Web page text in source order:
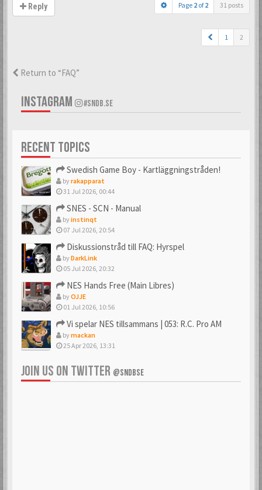
Reply Page 2 of2 31 posts
1 2
Return to “FAQ”
INSTAGRAM #SNDB.SE
RECENT TOPICS
Swedish Game Boy - Kartläggningstråden!
byrakapparat
31 Jul 2026, 00:44
SNES - SCN - Manual
byinstinqt
07 Jul 2026, 20:54
Diskussionstråd till FAQ: Hyrspel
byDarkLink
05 Jul 2026, 20:32
NES Hands Free (Main Libres)
byOJJE
01 Jul 2026, 10:56
Vi spelar NES tillsammans | 053: R.C. Pro AM
bymackan
25 Apr 2026, 13:31
JOIN US ON TWITTER @SNDBSE